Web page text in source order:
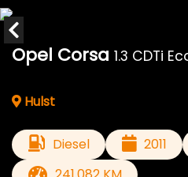
Opel Corsa 1.3 CDTi
Hulst
Diesel 2011